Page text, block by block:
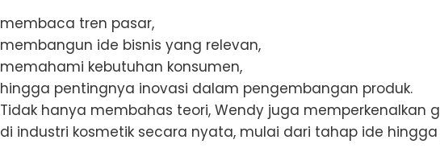
membaca tren pasar,
membangun ide bisnis yang relevan,
memahami kebutuhan konsumen,
hingga pentingnya inovasi dalam pengembangan produk.
Tidak hanya membahas teori, Wendy juga memperkenalkan
di industri kosmetik secara nyata, mulai dari tahap ide